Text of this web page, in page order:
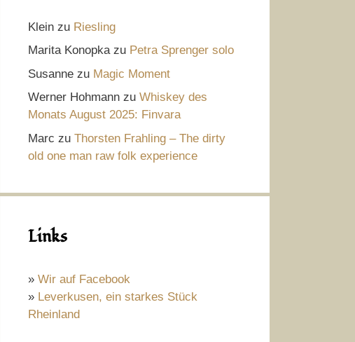
Klein zu Riesling
Marita Konopkazu Petra Sprenger solo
Susanne zu Magic Moment
Werner Hohmann zu Whiskey des
Monats August 2025: Finvara
Marc zu Thorsten Frahling – The dirty
old one man raw folk experience
Links
» Wir auf Facebook
» Leverkusen, ein starkes Stück
Rheinland